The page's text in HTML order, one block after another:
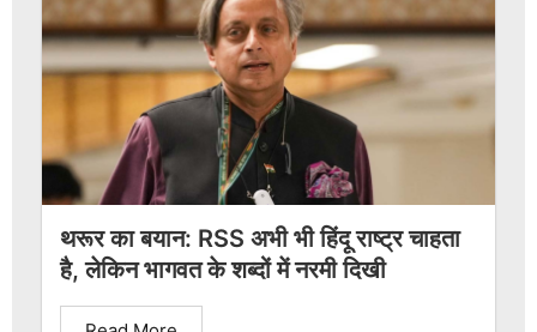
थरूर का बयान: RSS अभी भी हिंदू राष्ट्र चाहता
है, लेकिन भागवत के शब्दों में नरमी दिखी